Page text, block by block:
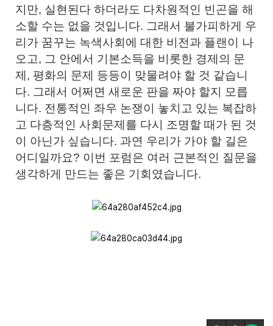
지만, 실현된다 하더라도 다차원적인 빈곤을 해
소할 수는 없을 것입니다. 그래서 불가피하게 우
리가 꿈꾸는 녹색사회에 대한 비전과 플랜이 나
오고, 그 안에서 기본소득을 비롯한 경제의 문
제, 평화의 문제 등등이 맞물려야 할 것 같습니
다. 그래서 어쩌면 새로운 판을 짜야 할지 모릅
니다. 전통적인 좌우 논쟁이 놓치고 있는 복잡하
고 다층적인 사회문제를 다시 조명할 때가 된 것
이 아닌가 싶습니다. 과연 우리가 가야 할 길은
어디일까요? 이번 포럼은 여러 근본적인 질문을
생각하게 만드는 좋은 기회였습니다.